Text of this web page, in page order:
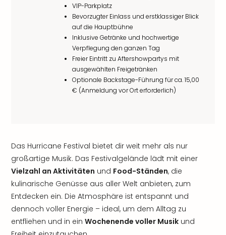
VIP-Parkplatz
Bevorzugter Einlass und erstklassiger Blick
auf die Hauptbühne
Inklusive Getränke und hochwertige
Verpflegung den ganzen Tag
Freier Eintritt zu Aftershowpartys mit
ausgewählten Freigetränken
Optionale Backstage-Führung für ca. 15,00
€ (Anmeldung vor Ort erforderlich)
Das Hurricane Festival bietet dir weit mehr als nur
großartige Musik. Das Festivalgelände lädt mit einer
Vielzahl an Aktivitäten und Food-Ständen, die
kulinarische Genüsse aus aller Welt anbieten, zum
Entdecken ein. Die Atmosphäre ist entspannt und
dennoch voller Energie – ideal, um dem Alltag zu
entfliehen und in ein Wochenende voller Musik und